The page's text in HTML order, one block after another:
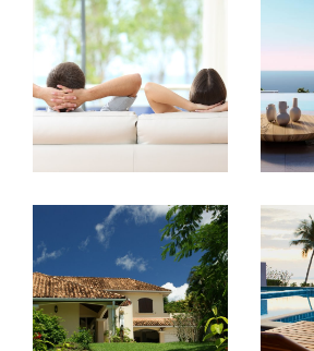
Transaction immobilière
Vous souhaitez acheter, vendre
bien immobilier à Baie-
Guadeloupe ? A+ Caraïbe met
du marché local à votre
accompagner dans toutes
Grâce à notre connaissance
un accompagnement
aidons à trouver le bien qui
attentes ou à vendre votre
meilleures conditions. Notre